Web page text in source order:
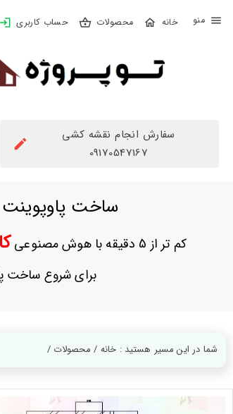
محصولات حساب کاربری خرید اشتراک
بستن
محصولات
حساب
ثبت
نام
سفارش انجام نقشه کشی
09170547167
ساخت
کم تر از 5 دقیقه با هوش مصنوعی
برای شروع ساخت
شما در این مسیر هستید : خانه / محصولات /